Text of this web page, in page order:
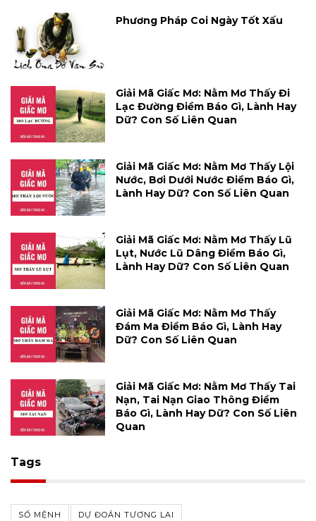
Phương Pháp Coi Ngày Tốt Xấu
Giải Mã Giấc Mơ: Nằm Mơ Thấy Đi
Lạc Đường Điềm Báo Gì, Lành Hay
Dữ? Con Số Liên Quan
Giải Mã Giấc Mơ: Nằm Mơ Thấy Lội
Nước, Bơi Dưới Nước Điềm Báo Gì,
Lành Hay Dữ? Con Số Liên Quan
Giải Mã Giấc Mơ: Nằm Mơ Thấy Lũ
Lụt, Nước Lũ Dâng Điềm Báo Gì,
Lành Hay Dữ? Con Số Liên Quan
Giải Mã Giấc Mơ: Nằm Mơ Thấy
Đám Ma Điềm Báo Gì, Lành Hay
Dữ? Con Số Liên Quan
Giải Mã Giấc Mơ: Nằm Mơ Thấy Tai
Nạn, Tai Nạn Giao Thông Điềm
Báo Gì, Lành Hay Dữ? Con Số Liên
Quan
Tags
SỐ MỆNH DỰ ĐOÁN TƯƠNG LAI